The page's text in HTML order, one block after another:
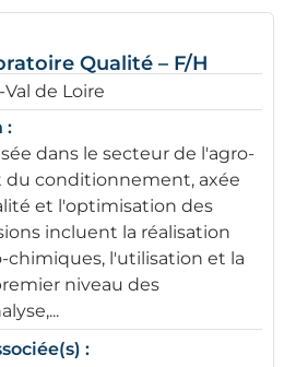
Qualité – F/H
de Loire
:
dans le secteur de l'agro-
conditionnement, axée
et l'optimisation des
incluent la réalisation
chimiques, l'utilisation et la
niveau des
: